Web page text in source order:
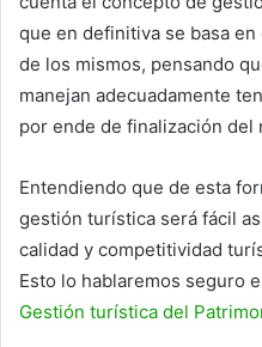
que en definitiva se basa
de los mismos, pensando
manejan adecuadamente
por ende de finalización del
Entendiendo que de esta
gestión turística será fácil
calidad y competitividad
Esto lo hablaremos seguro
Gestión turística del